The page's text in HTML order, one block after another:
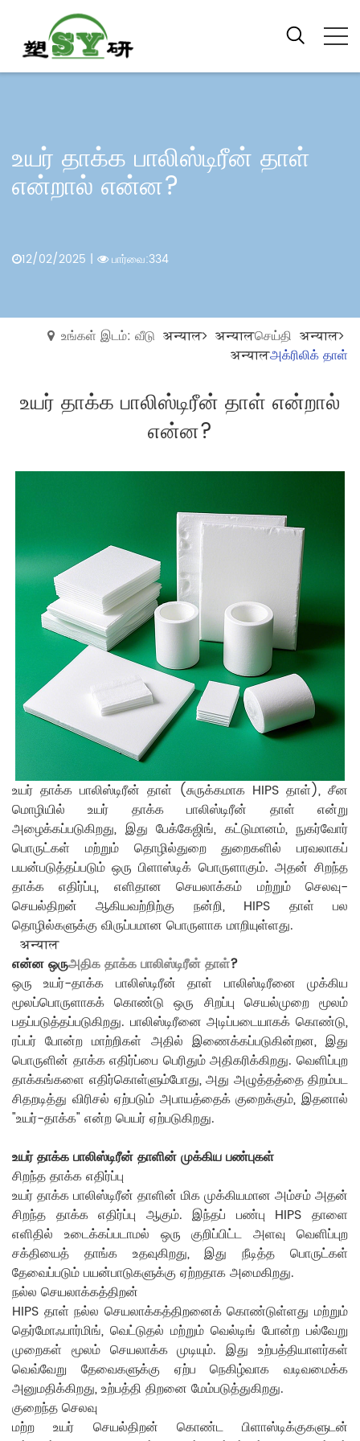
உயர் தாக்க பாலிஸ்டிரீன் தாள்
என்றால் என்ன?
12/02/2025 | பார்வை:334
உங்கள் இடம்: வீடு अन्याल अन्यालசெய்தி अन्याल
अन्यालஅக்ரிலிக் தாள்
உயர் தாக்க பாலிஸ்டிரீன் தாள் என்றால்
என்ன?
உயர் தாக்க பாலிஸ்டிரீன் தாள் (சுருக்கமாக HIPS தாள்), சீன
மொழியில் உயர் தாக்க பாலிஸ்டிரீன் தாள் என்று
அழைக்கப்படுகிறது, இது பேக்கேஜிங், கட்டுமானம், நுகர்வோர்
பொருட்கள் மற்றும் தொழில்துறை துறைகளில் பரவலாகப்
பயன்படுத்தப்படும் ஒரு பிளாஸ்டிக் பொருளாகும். அதன் சிறந்த
தாக்க எதிர்ப்பு, எளிதான செயலாக்கம் மற்றும் செலவு-
செயல்திறன் ஆகியவற்றிற்கு நன்றி, HIPS தாள் பல
தொழில்களுக்கு விருப்பமான பொருளாக மாறியுள்ளது.
अन्याल
என்ன ஒருஅதிக தாக்க பாலிஸ்டிரீன் தாள்?
ஒரு உயர்-தாக்க பாலிஸ்டிரீன் தாள் பாலிஸ்டிரீனை முக்கிய
மூலப்பொருளாகக் கொண்டு ஒரு சிறப்பு செயல்முறை மூலம்
பதப்படுத்தப்படுகிறது. பாலிஸ்டிரீனை அடிப்படையாகக் கொண்டு,
ரப்பர் போன்ற மாற்றிகள் அதில் இணைக்கப்படுகின்றன, இது
பொருளின் தாக்க எதிர்ப்பை பெரிதும் அதிகரிக்கிறது. வெளிப்புற
தாக்கங்களை எதிர்கொள்ளும்போது, ​​அது அழுத்தத்தை திறம்பட
சிதறடித்து விரிசல் ஏற்படும் அபாயத்தைக் குறைக்கும், இதனால்
"உயர்-தாக்க" என்ற பெயர் ஏற்படுகிறது.
உயர் தாக்க பாலிஸ்டிரீன் தாளின் முக்கிய பண்புகள்
சிறந்த தாக்க எதிர்ப்பு
உயர் தாக்க பாலிஸ்டிரீன் தாளின் மிக முக்கியமான அம்சம் அதன்
சிறந்த தாக்க எதிர்ப்பு ஆகும். இந்தப் பண்பு HIPS தாளை
எளிதில் உடைக்கப்படாமல் ஒரு குறிப்பிட்ட அளவு வெளிப்புற
சக்தியைத் தாங்க உதவுகிறது, இது நீடித்த பொருட்கள்
தேவைப்படும் பயன்பாடுகளுக்கு ஏற்றதாக அமைகிறது.
நல்ல செயலாக்கத்திறன்
HIPS தாள் நல்ல செயலாக்கத்திறனைக் கொண்டுள்ளது மற்றும்
தெர்மோஃபார்மிங், வெட்டுதல் மற்றும் வெல்டிங் போன்ற பல்வேறு
முறைகள் மூலம் செயலாக்க முடியும். இது உற்பத்தியாளர்கள்
வெவ்வேறு தேவைகளுக்கு ஏற்ப நெகிழ்வாக வடிவமைக்க
அனுமதிக்கிறது, உற்பத்தி திறனை மேம்படுத்துகிறது.
குறைந்த செலவு
மற்ற உயர் செயல்திறன் கொண்ட பிளாஸ்டிக்குகளுடன்